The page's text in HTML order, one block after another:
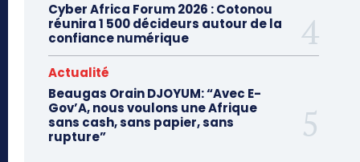
Cyber Africa Forum 2026 : Cotonou
réunira 1 500 décideurs autour de la
confiance numérique
Actualité
Beaugas Orain DJOYUM: “Avec E-
Gov’A, nous voulons une Afrique
sans cash, sans papier, sans
rupture”